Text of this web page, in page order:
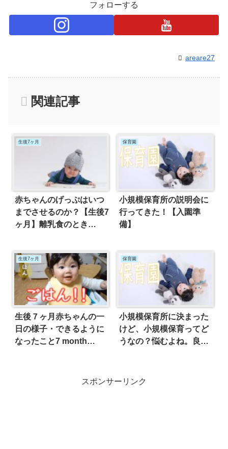
フォローする
areare27
関連記事
生後7ヶ月
赤ちゃんのげっぷはいつ
までさせるのか？【生後7
ヶ月】離乳食のとき
いのに、げっぷでない
保育園
小規模保育所の説明会に
行ってきた！【入園準
備】
生後7ヶ月
生後７ヶ月赤ちゃんの一
日の様子・できるように
なったこと7 month
保育園
小規模保育所に決まった
けど、小規模保育ってど
うなの？悩むよね。良く
スポンサーリンク